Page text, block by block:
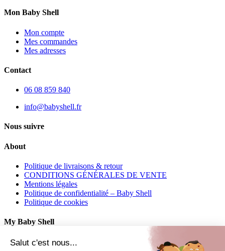
Mon Baby Shell
Mon compte
Mes commandes
Mes adresses
Contact
06 08 859 840
info@babyshell.fr
Nous suivre
About
Politique de livraisons & retour
CONDITIONS GÉNÉRALES DE VENTE
Mentions légales
Politique de confidentialité – Baby Shell
Politique de cookies
My Baby Shell
Mon compte
Salut c'est nous...